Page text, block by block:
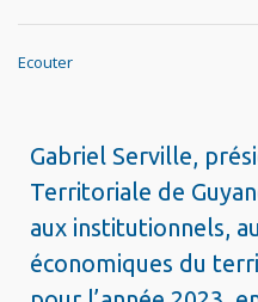
Ecouter
Gabriel Serville,
Territoriale de
aux institutionnels,
économiques du